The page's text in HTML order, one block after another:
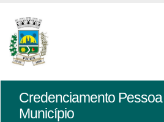
Credenciamento
Município